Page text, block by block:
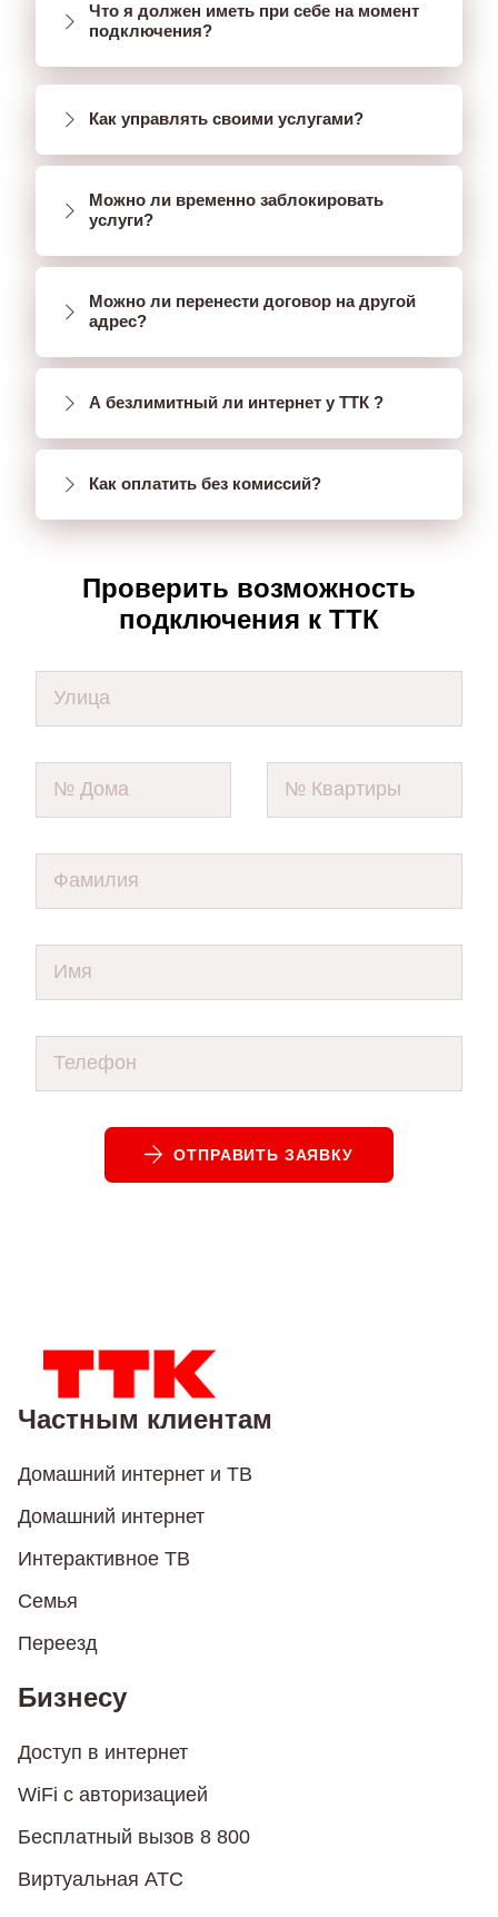
Что я должен иметь при себе на момент
подключения?
Как управлять своими услугами?
Можно ли временно заблокировать
услуги?
Можно ли перенести договор на другой
адрес?
А безлимитный ли интернет у ТТК ?
Как оплатить без комиссий?
Проверить возможность
подключения к ТТК
ОТПРАВИТЬ ЗАЯВКУ
Частным клиентам
Домашний интернет и ТВ
Домашний интернет
Интерактивное ТВ
Семья
Переезд
Бизнесу
Доступ в интернет
WiFi с авторизацией
Бесплатный вызов 8 800
Виртуальная АТС